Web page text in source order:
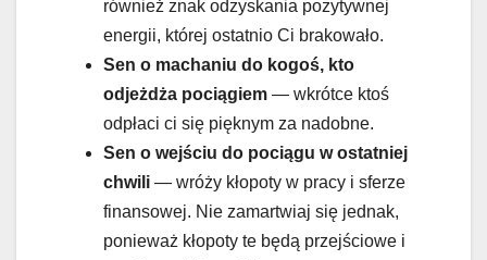
również znak odzyskania pozytywnej
energii, której ostatnio Ci brakowało.
Sen o machaniu do kogoś, kto
odjeżdża pociągiem — wkrótce ktoś
odpłaci ci się pięknym za nadobne.
Sen o wejściu do pociągu w ostatniej
chwili — wróży kłopoty w pracy i sferze
finansowej. Nie zamartwiaj się jednak,
ponieważ kłopoty te będą przejściowe i